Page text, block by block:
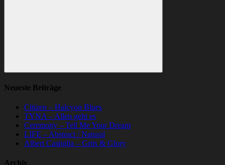
Suchen
Neueste Beiträge
Citizen – Halcyon Blues
TYNA – Allen geht es
Ceremony – Tell Me Your Dream
LIFE – Abstract / Natural
Albert Castiglia – Grits & Glory
Archiv